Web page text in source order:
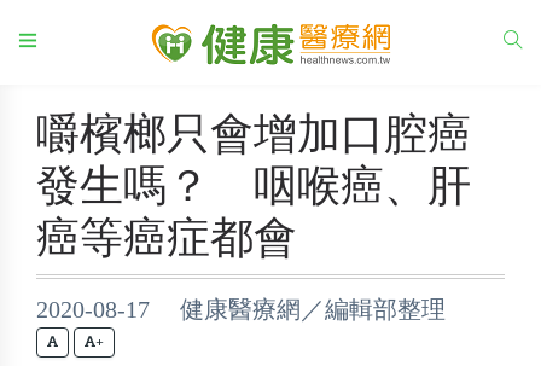
嚼檳榔只會增加口腔癌
發生嗎？ 咽喉癌、肝
癌等癌症都會
2020-08-17 健康醫療網／編輯部整理
+